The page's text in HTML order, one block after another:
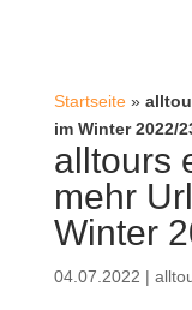
Startseite»
im Winter 2022/
alltours
mehr
Winter
04.07.2022 |